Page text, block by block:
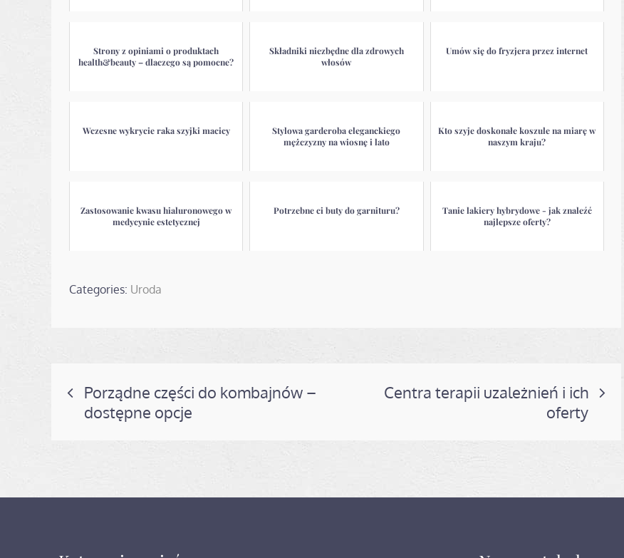
Strony z opiniami o produktach
health&beauty – dlaczego są pomocne?
Składniki niezbędne dla zdrowych
włosów
Umów się do fryzjera przez internet
Wczesne wykrycie raka szyjki macicy
Stylowa garderoba eleganckiego
mężczyzny na wiosnę i lato
Kto szyje doskonałe koszule na miarę w
naszym kraju?
Zastosowanie kwasu hialuronowego w
medycynie estetycznej
Potrzebne ci buty do garnituru?
Tanie lakiery hybrydowe - jak znaleźć
najlepsze oferty?
Categories: Uroda
Nawigacja
wpisu
Porządne części do kombajnów –
dostępne opcje
Centra terapii uzależnień i ich
oferty